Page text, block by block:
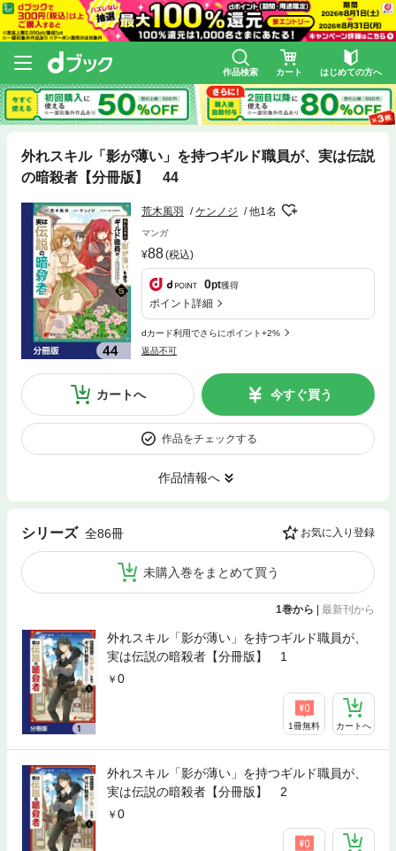
作品検索 カート はじめての方へ
外れスキル「影が薄い」を持つギルド職員が、実は伝説
の暗殺者【分冊版】 44
荒木風羽 ケンノジ 他1名
マンガ
88(税込)
0pt獲得
ポイント詳細
dカード利用でさらにポイント+2%
返品不可
カートへ 今すぐ買う
作品をチェックする
作品情報へ
シリーズ 全86冊 お気に入り登録
未購入巻をまとめて買う
1巻から | 最新刊から
外れスキル「影が薄い」を持つギルド職員が、
実は伝説の暗殺者【分冊版】 1
0
1冊無料 カートへ
外れスキル「影が薄い」を持つギルド職員が、
実は伝説の暗殺者【分冊版】 2
0